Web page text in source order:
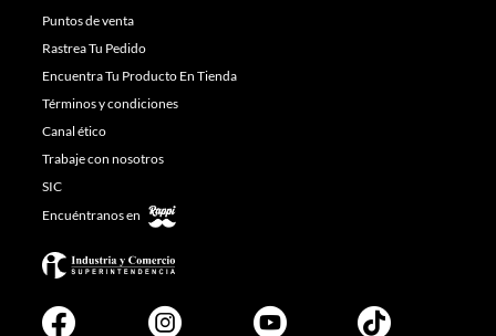
Puntos de venta
Rastrea Tu Pedido
Encuentra Tu Producto En Tienda
Términos y condiciones
Canal ético
Trabaje con nosotros
SIC
Encuéntranos en